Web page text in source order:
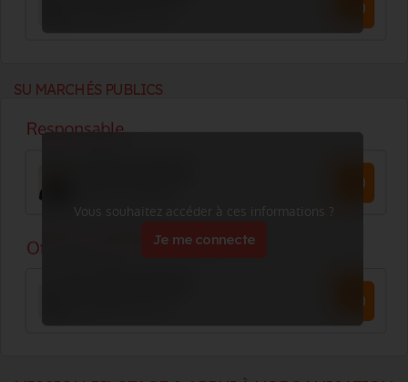
SU MARCHÉS PUBLICS
Vous souhaitez accéder à ces informations ?
Je me connecte